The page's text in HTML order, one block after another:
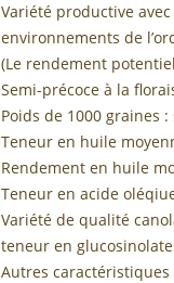
Variété productive
environnements de
(Le rendement
Semi-précoce à la
Poids de 1000 graines
Teneur en huile
Rendement en huile
Teneur en acide
Variété de qualité
teneur en
Autres caractéristiques